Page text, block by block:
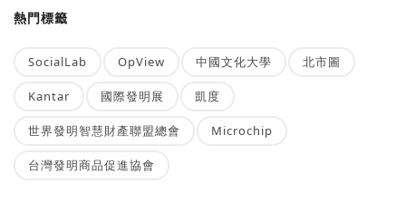
熱門標籤
SocialLab OpView 中國文化大學 北市圖
Kantar 國際發明展 凱度
世界發明智慧財產聯盟總會 Microchip
台灣發明商品促進協會